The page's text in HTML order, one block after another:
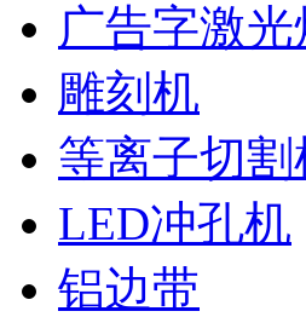
广告字激
雕刻机
等离子切割
LED冲孔机
铝边带